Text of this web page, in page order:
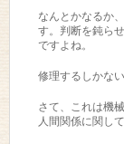
なんとかなるか
す。判断を鈍ら
ですよね。
修理するしかな
さて、これは機
人間関係に関し